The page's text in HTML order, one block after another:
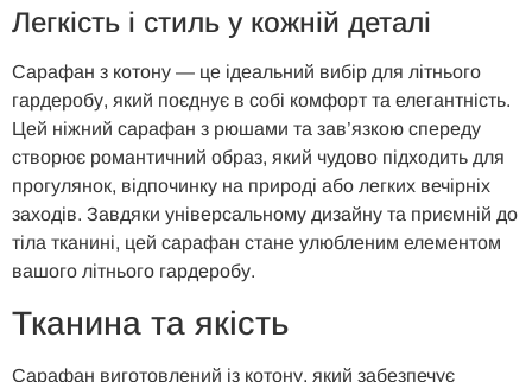
Легкість і стиль у кожній деталі
Сарафан з котону — це ідеальний вибір для літнього
гардеробу, який поєднує в собі комфорт та елегантність.
Цей ніжний сарафан з рюшами та зав’язкою спереду
створює романтичний образ, який чудово підходить для
прогулянок, відпочинку на природі або легких вечірніх
заходів. Завдяки універсальному дизайну та приємній до
тіла тканині, цей сарафан стане улюбленим елементом
вашого літнього гардеробу.
Тканина та якість
Сарафан виготовлений із котону, який забезпечує